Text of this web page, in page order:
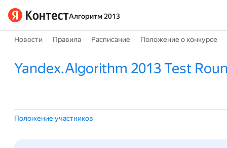
Алгоритм 2013
Новости Правила Расписание Положение о конкурсе
Yandex.Algorithm 2013 Test
Положение участников